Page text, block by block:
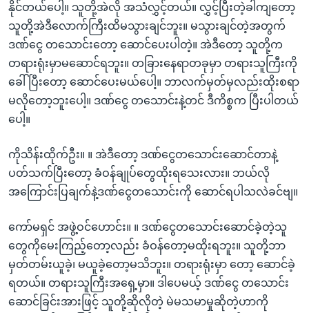
နိုင်တယ်ပေါ့။ သူတို့အဲလို အသံလွှင့်တယ်။ လွှင့်ပြီးတဲ့ခါကျတော့
သူတို့အဲဒီလောက်ကြီးထိမသွားချင်ဘူး။ မသွားချင်တဲ့အတွက်
ဒဏ်ငွေ တသောင်းတော့ ဆောင်ပေးပါတဲ့။ အဲဒီတော့ သူတို့က
တရားရုံးမှာမဆောင်ရဘူး။ တခြားနေရာတခုမှာ တရားသူကြီးကို
ခေါ်ပြီးတော့ ဆောင်ပေးမယ်ပေါ့။ ဘာလက်မှတ်မှလည်းထိုးစရာ
မလိုတော့ဘူးပေါ့။ ဒဏ်ငွေ တသောင်းနဲ့တင် ဒီကိစ္စက ပြီးပါတယ်
ပေါ့။
ကိုသိန်းထိုက်ဦး။ ။ အဲဒီတော့ ဒဏ်ငွေတသောင်းဆောင်တာနဲ့
ပတ်သက်ပြီးတော့ ခံဝန်ချုပ်တွေထိုးရသေးလား။ ဘယ်လို
အကြောင်းပြချက်နဲ့ဒဏ်ငွေတသောင်းကို ဆောင်ရပါသလဲခင်ဗျ။
ကော်မရှင် အဖွဲ့ဝင်ဟောင်း။ ။ ဒဏ်ငွေတသောင်းဆောင်ခဲ့တဲ့သူ
တွေကိုမေးကြည့်တော့လည်း ခံဝန်တော့မထိုးရဘူး။ သူတို့ဘာ
မှတ်တမ်းယူခဲ့၊ မယူခဲ့တော့မသိဘူး။ တရားရုံးမှာ တော့ ဆောင်ခဲ့
ရတယ်။ တရားသူကြီးအရှေ့မှာ။ ဒါပေမယ့် ဒဏ်ငွေ တသောင်း
ဆောင်ခြင်းအားဖြင့် သူတို့ဆိုလိုတဲ့ မဲမသမာမှုဆိုတဲ့ဟာကို